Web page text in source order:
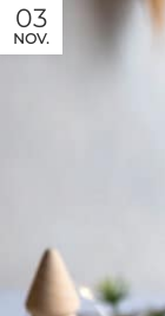
03
NOV.